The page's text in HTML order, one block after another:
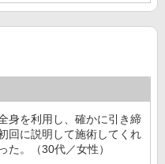
身を利用し、確かに引き締
回に説明して施術してくれ
た。（30代／女性）